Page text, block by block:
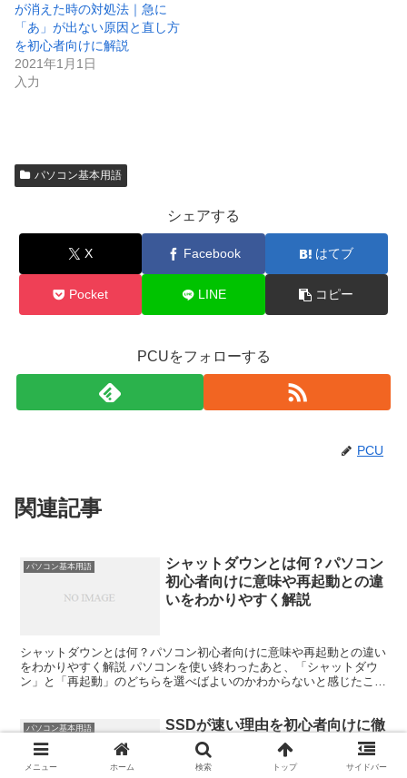
が消えた時の対処法｜急に
「あ」が出ない原因と直し方
を初心者向けに解説
2021年1月1日
入力
パソコン基本用語
シェアする
X Facebook はてブ
Pocket LINE コピー
PCUをフォローする
PCU
関連記事
パソコン基本用語
シャットダウンとは何？パソコン
初心者向けに意味や再起動との違
いをわかりやすく解説
シャットダウンとは何？パソコン初心者向けに意味や再起動との違い
をわかりやすく解説 パソコンを使い終わったあと、「シャットダウ
ン」と「再起動」のどちらを選べばよいのかわからないと感じたこと
パソコン基本用語
SSDが速い理由を初心者向けに徹
底解説｜HDDとの違い・快適に
なる使い方・設定方法まで完全ガ
メニュー ホーム 検索 トップ サイドバー